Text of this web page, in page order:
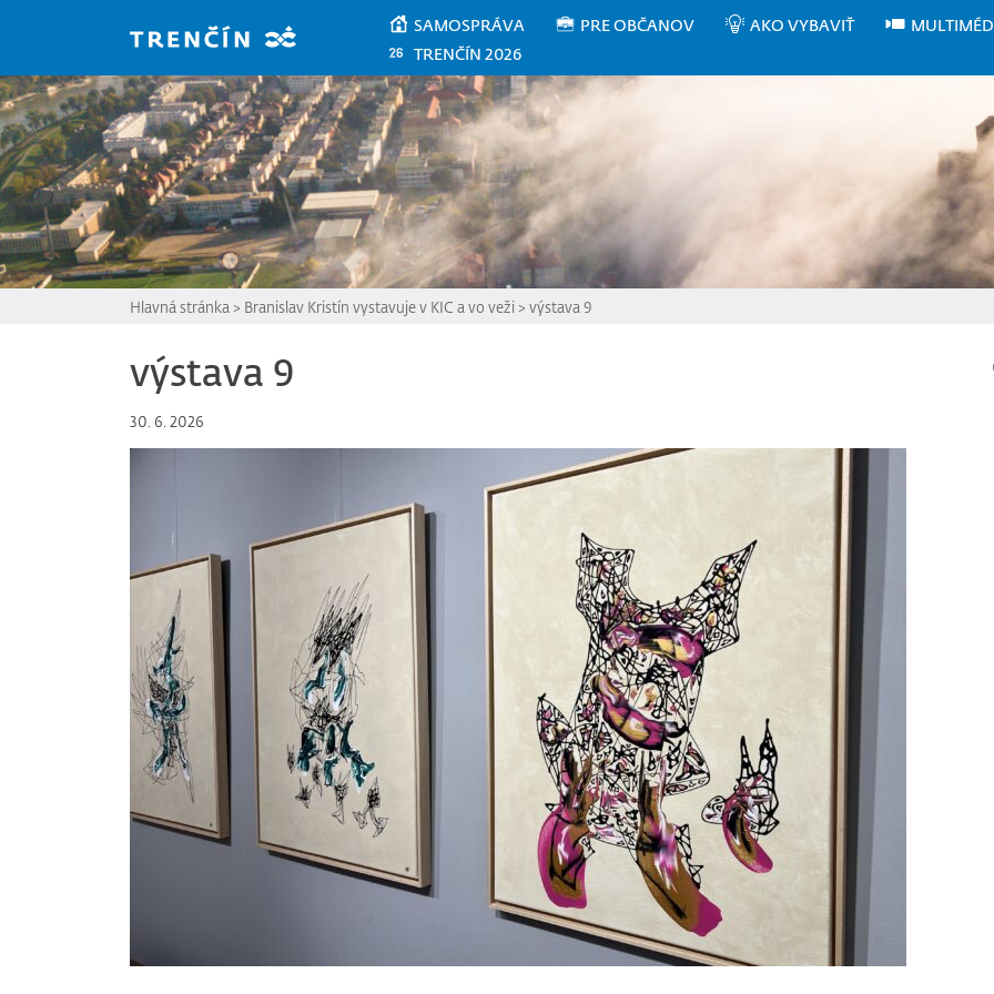
SAMOSPRÁVA PRE OBČANOV AKO VYBAVIŤ
TRENČÍN 2026
Hlavná stránka > Branislav Kristín vystavuje v KIC a vo veži> výstava 9
výstava 9
30. 6. 2026